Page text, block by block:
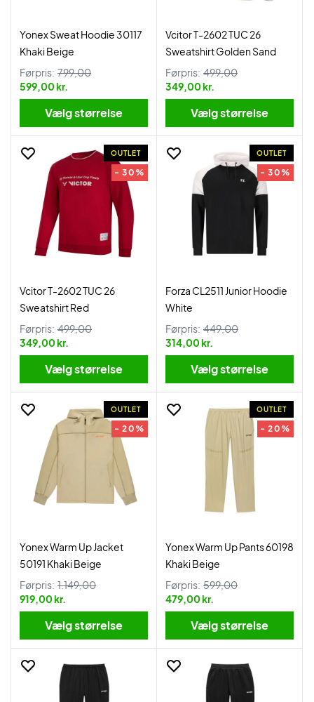
Yonex Sweat Hoodie 30117
Khaki Beige
Førpris: 799,00
599,00 kr.
Vælg størrelse
Vcitor T-2602 TUC 26
Sweatshirt Golden Sand
Førpris: 499,00
349,00 kr.
Vælg størrelse
OUTLET
- 30%
Vcitor T-2602 TUC 26
Sweatshirt Red
Førpris: 499,00
349,00 kr.
Vælg størrelse
OUTLET
- 30%
Forza CL2511 Junior Hoodie
White
Førpris: 449,00
314,00 kr.
Vælg størrelse
OUTLET
- 20%
Yonex Warm Up Jacket
50191 Khaki Beige
Førpris: 1.149,00
919,00 kr.
Vælg størrelse
OUTLET
- 20%
Yonex Warm Up Pants 60198
Khaki Beige
Førpris: 599,00
479,00 kr.
Vælg størrelse